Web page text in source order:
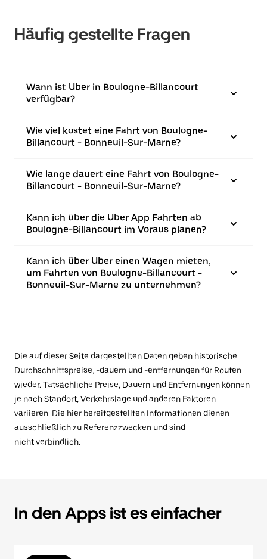
Häufig gestellte Fragen
Wann ist Uber in Boulogne-Billancourt
verfügbar?
Wie viel kostet eine Fahrt von Boulogne-
Billancourt - Bonneuil-Sur-Marne?
Wie lange dauert eine Fahrt von Boulogne-
Billancourt - Bonneuil-Sur-Marne?
Kann ich über die Uber App Fahrten ab
Boulogne-Billancourt im Voraus planen?
Kann ich über Uber einen Wagen mieten,
um Fahrten von Boulogne-Billancourt -
Bonneuil-Sur-Marne zu unternehmen?
Die auf dieser Seite dargestellten Daten geben historische
Durchschnittspreise, -dauern und -entfernungen für Routen
wieder. Tatsächliche Preise, Dauern und Entfernungen können
je nach Standort, Verkehrslage und anderen Faktoren
variieren. Die hier bereitgestellten Informationen dienen
ausschließlich zu Referenzzwecken und sind
nicht verbindlich.
In den Apps ist es einfacher